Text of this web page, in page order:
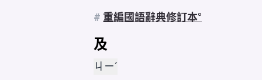
# 重編國語辭典修訂本
及
ㄐㄧˊ